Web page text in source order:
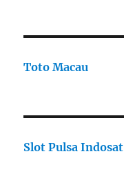
Toto Macau
Slot Pulsa Indosat